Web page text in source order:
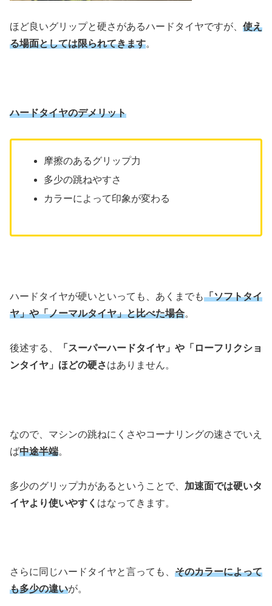
ほど良いグリップと硬さがあるハードタイヤですが、 使え
る場面としては限られてきます。
ハードタイヤのデメリット
摩擦のあるグリップ力
多少の跳ねやすさ
カラーによって印象が変わる
ハードタイヤが硬いといっても、あくまでも「ソフトタイ
ヤ」や「ノーマルタイヤ」と比べた場合。
後述する、
「スーパーハードタイヤ」や「ローフリクショ
ンタイヤ」ほどの硬さはありません。
なので、マシンの跳ねにくさやコーナリングの速さでいえ
ば中途半端。
多少のグリップ力があるということで、 加速面では硬いタ
イヤより使いやすく はなってきます。
さらに同じハードタイヤと言っても、 そのカラーによって
も多少の違いが。